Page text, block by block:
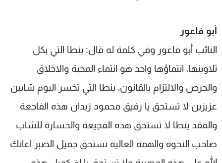
أبو فاعور
النائب أبو فاعور وفي كلمة له قال: ينطا التي بكل
تلاوينها، انتماؤها واحد هو انتماء المحبة والاخلاق
والحرص والالتزام بالقانون، ينطا التي تخسر اليوم شابين
عزيزين لا تستحق يا رفيق محمود زيدان هذه الفاجعة
والفقد ينطا لا تستحق هذه الفجيعة والخسارة للشاب
صاحب النخوة والهمة العالية تستحق جميل الصبر اعانك